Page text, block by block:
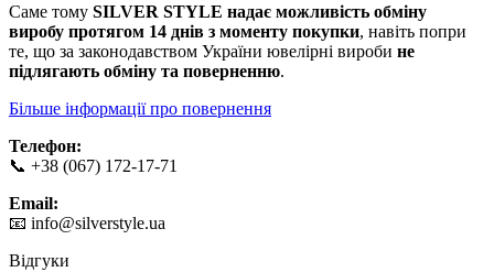
Саме тому SILVER STYLE надає можливість обміну
виробу протягом 14 днів з моменту покупки, навіть попри
те, що за законодавством України ювелірні вироби не
підлягають обміну та поверненню.
Більше інформації про повернення
Телефон:
📞 +38 (067) 172-17-71
Email:
📧 info@silverstyle.ua
Відгуки